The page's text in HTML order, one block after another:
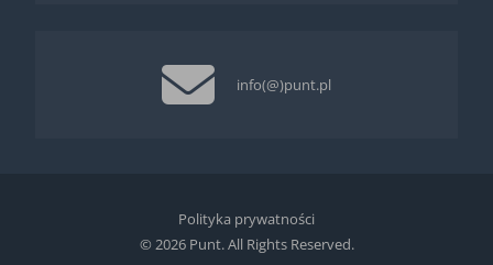
info(@)punt.pl
Polityka prywatności
© 2026 Punt. All Rights Reserved.